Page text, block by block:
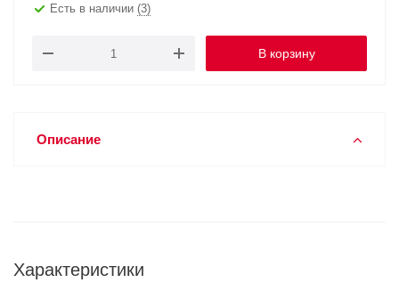
Есть в наличии (3)
В корзину
Описание
Характеристики